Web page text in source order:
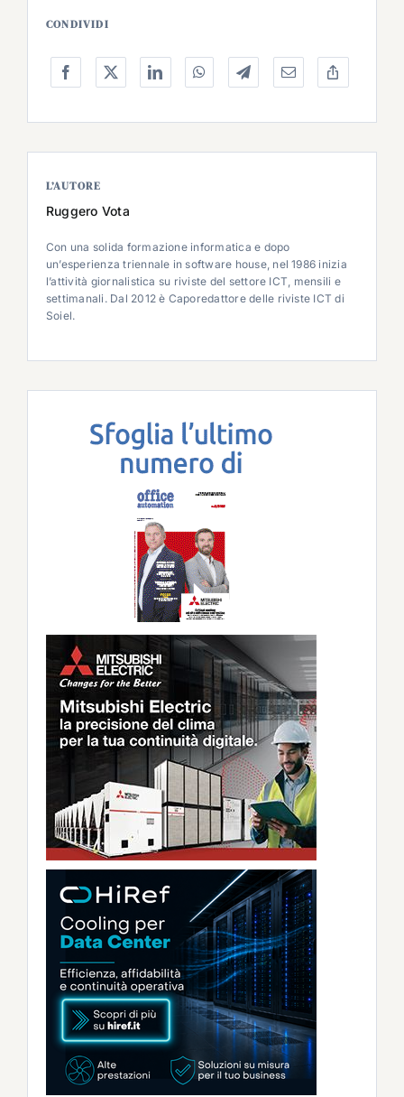
CONDIVIDI
L’AUTORE
Ruggero Vota
Con una solida formazione informatica e dopo
un’esperienza triennale in software house, nel 1986 inizia
l’attività giornalistica su riviste del settore ICT, mensili e
settimanali. Dal 2012 è Caporedattore delle riviste ICT di
Soiel.